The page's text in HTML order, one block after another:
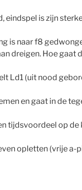
eindspel is zijn
is naar f8
dreigen. Hoe gaat
Ld1 (uit nood
en gaat in de
tijdsvoordeel op de
opletten (vrije a-